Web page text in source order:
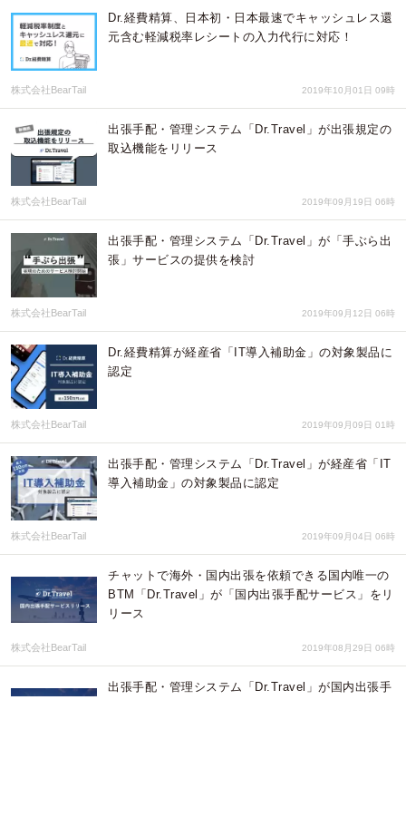
Dr.経費精算、日本初・日本最速でキャッシュレス還
元含む軽減税率レシートの入力代行に対応！
株式会社BearTail 2019年10月01日 09時
出張手配・管理システム「Dr.Travel」が出張規定の
取込機能をリリース
株式会社BearTail 2019年09月19日 06時
出張手配・管理システム「Dr.Travel」が「手ぶら出
張」サービスの提供を検討
株式会社BearTail 2019年09月12日 06時
Dr.経費精算が経産省「IT導入補助金」の対象製品に
認定
株式会社BearTail 2019年09月09日 01時
出張手配・管理システム「Dr.Travel」が経産省「IT
導入補助金」の対象製品に認定
株式会社BearTail 2019年09月04日 06時
チャットで海外・国内出張を依頼できる国内唯一の
BTM「Dr.Travel」が「国内出張手配サービス」をリ
リース
株式会社BearTail 2019年08月29日 06時
出張手配・管理システム「Dr.Travel」が国内出張手